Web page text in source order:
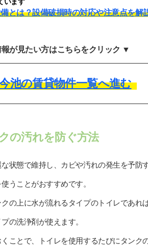
います
とは？設備破損時の対応や注意点を解
が見たい方はこちらをクリック ▼
池の賃貸物件一覧へ進む
の汚れを防ぐ方法
な状態で維持し、カビや汚れの発生を予防
うことがおすすめです。
の上に水が流れるタイプのトイレであれば
の洗浄剤が使えます。
ことで、トイレを使用するたびにタンク